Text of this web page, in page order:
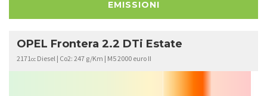
EMISSIONI
OPEL Frontera 2.2 DTi Estate
2171cc Diesel | Co2: 247 g/Km | M5 2000 euro II